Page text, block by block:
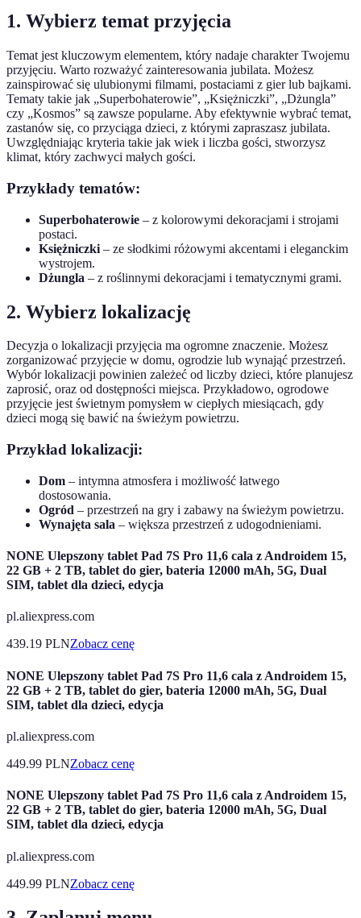
1. Wybierz temat przyjęcia
Temat jest kluczowym elementem, który nadaje charakter Twojemu
przyjęciu. Warto rozważyć zainteresowania jubilata. Możesz
zainspirować się ulubionymi filmami, postaciami z gier lub bajkami.
Tematy takie jak „Superbohaterowie”, „Księżniczki”, „Dżungla”
czy „Kosmos” są zawsze popularne. Aby efektywnie wybrać temat,
zastanów się, co przyciąga dzieci, z którymi zapraszasz jubilata.
Uwzględniając kryteria takie jak wiek i liczba gości, stworzysz
klimat, który zachwyci małych gości.
Przykłady tematów:
Superbohaterowie – z kolorowymi dekoracjami i strojami
postaci.
Księżniczki – ze słodkimi różowymi akcentami i eleganckim
wystrojem.
Dżungla – z roślinnymi dekoracjami i tematycznymi grami.
2. Wybierz lokalizację
Decyzja o lokalizacji przyjęcia ma ogromne znaczenie. Możesz
zorganizować przyjęcie w domu, ogrodzie lub wynająć przestrzeń.
Wybór lokalizacji powinien zależeć od liczby dzieci, które planujesz
zaprosić, oraz od dostępności miejsca. Przykładowo, ogrodowe
przyjęcie jest świetnym pomysłem w ciepłych miesiącach, gdy
dzieci mogą się bawić na świeżym powietrzu.
Przykład lokalizacji:
Dom – intymna atmosfera i możliwość łatwego
dostosowania.
Ogród – przestrzeń na gry i zabawy na świeżym powietrzu.
Wynajęta sala – większa przestrzeń z udogodnieniami.
NONE Ulepszony tablet Pad 7S Pro 11,6 cala z Androidem 15,
22 GB + 2 TB, tablet do gier, bateria 12000 mAh, 5G, Dual
SIM, tablet dla dzieci, edycja
pl.aliexpress.com
439.19 PLNZobacz cenę
NONE Ulepszony tablet Pad 7S Pro 11,6 cala z Androidem 15,
22 GB + 2 TB, tablet do gier, bateria 12000 mAh, 5G, Dual
SIM, tablet dla dzieci, edycja
pl.aliexpress.com
449.99 PLNZobacz cenę
NONE Ulepszony tablet Pad 7S Pro 11,6 cala z Androidem 15,
22 GB + 2 TB, tablet do gier, bateria 12000 mAh, 5G, Dual
SIM, tablet dla dzieci, edycja
pl.aliexpress.com
449.99 PLNZobacz cenę